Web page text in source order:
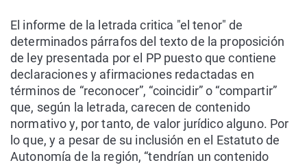
El informe de la letrada critica "el tenor" de
determinados párrafos del texto de la proposición
de ley presentada por el PP puesto que contiene
declaraciones y afirmaciones redactadas en
términos de “reconocer”, “coincidir” o “compartir”
que, según la letrada, carecen de contenido
normativo y, por tanto, de valor jurídico alguno. Por
lo que, y a pesar de su inclusión en el Estatuto de
Autonomía de la región, “tendrían un contenido